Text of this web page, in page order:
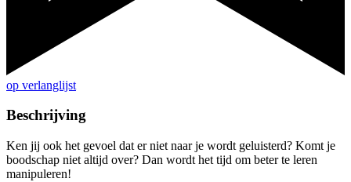
op verlanglijst
Beschrijving
Ken jij ook het gevoel dat er niet naar je wordt geluisterd? Komt je
boodschap niet altijd over? Dan wordt het tijd om beter te leren
manipuleren!